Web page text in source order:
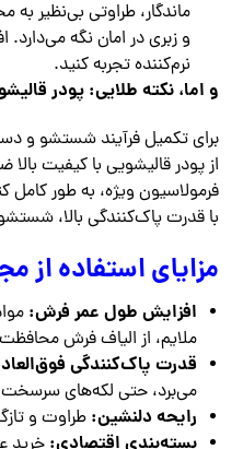
ماندگار، طراوتی بی‌نظیر
و زبری در امان نگه
نرم‌کننده تجربه کنید.
و اما، نکته طلایی: پودر
برای تکمیل فرآیند شستشو و
از پودر قالیشویی با کیفیت
فرمولاسیون ویژه، به طور کامل
با قدرت پاک‌کنندگی بالا،
مزایای استفاده از
افزایش طول عمر فرش:
ملایم، از الیاف فرش
قدرت پاک‌کنندگی
می‌برد، حتی لکه‌های
رایحه دلنشین: طراوت و